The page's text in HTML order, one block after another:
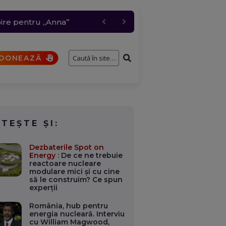
pentru „Anna”
de până la 4
de un elev
a participat la un
ȘI:
Dezbaterile Spot on
Energy : De ce ne trebuie
reactoare nucleare
modulare mici și cu cine
să le construim? Ce spun
experții
România, hub pentru
energia nucleară. Interviu
cu William Magwood,